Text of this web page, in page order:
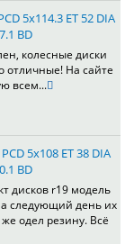
5x114.3 ET 52 DIA
BD
колесные диски
отличные! На сайте
всем...
5x108 ET 38 DIA
BD
дисков r19 модель
следующий день их
одел резину. Всё